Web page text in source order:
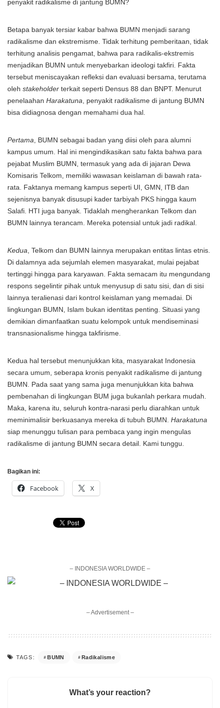
penyakit radikalisme di jantung BUMN?
Betapa banyak tersiar kabar bahwa BUMN menjadi sarang
radikalisme dan ekstremisme. Tidak terhitung pemberitaan, tidak
terhitung analisis pengamat, bahwa para radikalis-ekstremis
menjadikan BUMN untuk menyebarkan ideologi takfiri. Fakta
tersebut meniscayakan refleksi dan evaluasi bersama, terutama
oleh stakeholder terkait seperti Densus 88 dan BNPT. Menurut
penelaahan Harakatuna , penyakit radikalisme di jantung BUMN
bisa didiagnosa dengan memahami dua hal.
Pertama , BUMN sebagai badan yang diisi oleh para alumni
kampus umum. Hal ini mengindikasikan satu fakta bahwa para
pejabat Muslim BUMN, termasuk yang ada di jajaran Dewa
Komisaris Telkom, memiliki wawasan keislaman di bawah rata-
rata. Faktanya memang kampus seperti UI, GMN, ITB dan
sejenisnya banyak disusupi kader tarbiyah PKS hingga kaum
Salafi. HTI juga banyak. Tidaklah mengherankan Telkom dan
BUMN lainnya terancam. Mereka potensial untuk jadi radikal.
Kedua , Telkom dan BUMN lainnya merupakan entitas lintas etnis.
Di dalamnya ada sejumlah elemen masyarakat, mulai pejabat
tertinggi hingga para karyawan. Fakta semacam itu mengundang
respons segelintir pihak untuk menyusup di satu sisi, dan di sisi
lainnya teralienasi dari kontrol keislaman yang memadai. Di
lingkungan BUMN, Islam bukan identitas penting. Situasi yang
demikian dimanfaatkan suatu kelompok untuk mendiseminasi
transnasionalisme hingga takfirisme.
Kedua hal tersebut menunjukkan kita, masyarakat Indonesia
secara umum, seberapa kronis penyakit radikalisme di jantung
BUMN. Pada saat yang sama juga menunjukkan kita bahwa
pembenahan di lingkungan BUM juga bukanlah perkara mudah.
Maka, karena itu, seluruh kontra-narasi perlu diarahkan untuk
meminimalisir berkuasanya mereka di tubuh BUMN. Harakatuna
siap menunggu tulisan para pembaca yang ingin mengulas
radikalisme di jantung BUMN secara detail. Kami tunggu.
Bagikan ini:
Facebook X
– INDONESIA WORLDWIDE –
– Advertisement –
TAGS: BUMN Radikalisme
What’s your reaction?